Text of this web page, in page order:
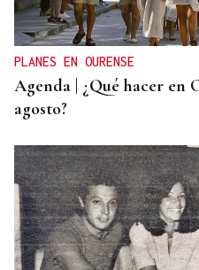
migrantes en Ceuta ha
el régimen marroquí?
PLANES EN OURENSE
Agenda | ¿Qué hacer en
agosto?